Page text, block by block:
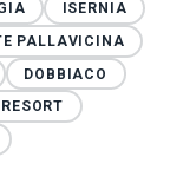
ISERNIA
PALLAVICINA
DOBBIACO